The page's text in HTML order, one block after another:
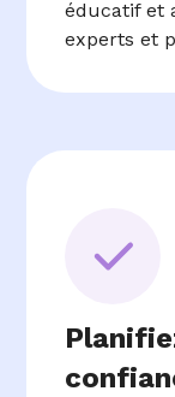
éducatif et
experts et